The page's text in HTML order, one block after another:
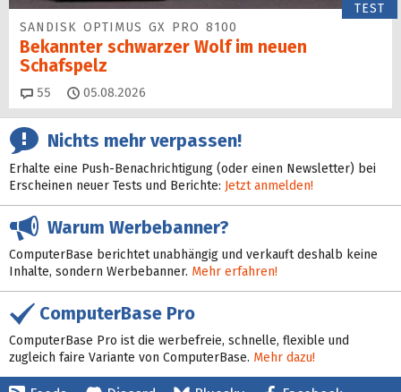
TEST
SANDISK OPTIMUS GX PRO 8100
Bekannter schwarzer Wolf im neuen
Schafspelz
55 Kommentare
05.08.2026
Nichts mehr verpassen!
Erhalte eine Push-Benachrichtigung (oder einen Newsletter) bei
Erscheinen neuer Tests und Berichte: Jetzt anmelden!
Warum Werbebanner?
ComputerBase berichtet unabhängig und verkauft deshalb keine
Inhalte, sondern Werbebanner. Mehr erfahren!
ComputerBase Pro
ComputerBase Pro ist die werbefreie, schnelle, flexible und
zugleich faire Variante von ComputerBase. Mehr dazu!